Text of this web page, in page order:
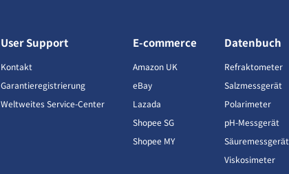
User Support
Kontakt
Garantieregistrierung
Weltweites Service-Center
E-commerce
Amazon UK
eBay
Lazada
Shopee SG
Shopee MY
Datenbuch
Refraktometer
Salzmessgerät
Polarimeter
pH-Messgerät
Säuremessgerät
Viskosimeter